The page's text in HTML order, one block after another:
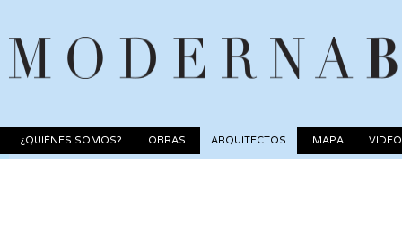
¿QUIÉNES SOMOS? OBRAS ARQUITECTOS MAPA